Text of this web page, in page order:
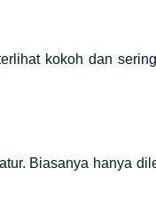
kokoh dan
Biasanya hanya